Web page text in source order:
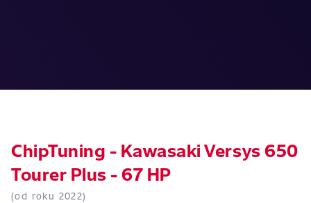
ChipTuning - Kawasaki Versys 650
Tourer Plus - 67 HP
(od roku 2022)